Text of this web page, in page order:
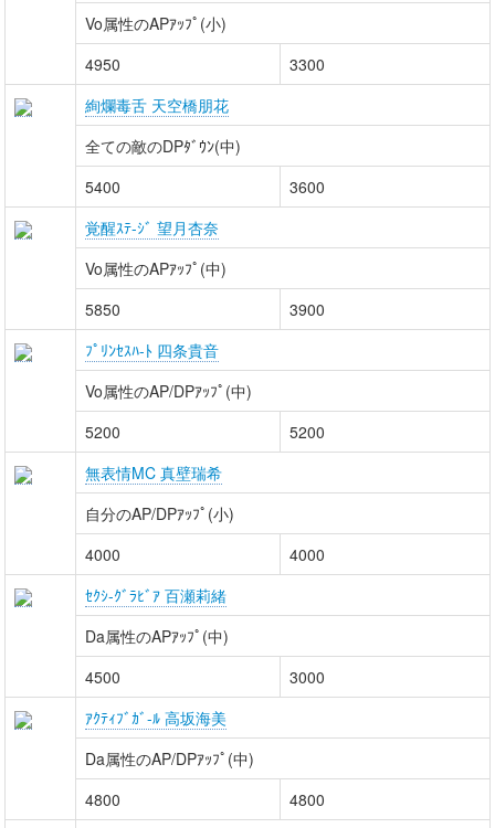
Vo属性のAPｱｯﾌﾟ(小)
4950
3300
絢爛毒舌 天空橋朋花
全ての敵のDPﾀﾞｳﾝ(中)
5400
3600
覚醒ｽﾃ-ｼﾞ 望月杏奈
Vo属性のAPｱｯﾌﾟ(中)
5850
3900
ﾌﾟﾘﾝｾｽﾊ-ﾄ 四条貴音
Vo属性のAP/DPｱｯﾌﾟ(中)
5200
5200
無表情MC 真壁瑞希
自分のAP/DPｱｯﾌﾟ(小)
4000
4000
ｾｸｼ-ｸﾞﾗﾋﾞｱ 百瀬莉緒
Da属性のAPｱｯﾌﾟ(中)
4500
3000
ｱｸﾃｨﾌﾞｶﾞ-ﾙ 高坂海美
Da属性のAP/DPｱｯﾌﾟ(中)
4800
4800